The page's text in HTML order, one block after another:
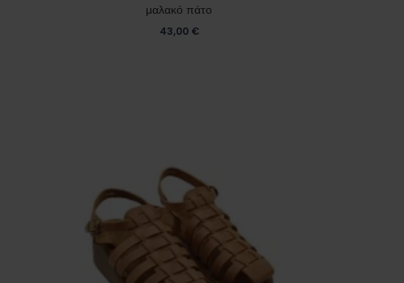
μαλακό πάτο
43,00 €